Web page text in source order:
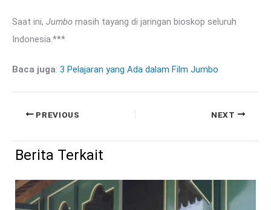
Saat ini, Jumbo masih tayang di jaringan bioskop seluruh
Indonesia.***
Baca juga: 3 Pelajaran yang Ada dalam Film Jumbo
PREVIOUS NEXT
Berita Terkait